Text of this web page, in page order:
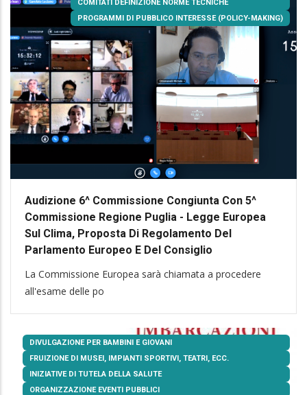
COMITATI DEFINIZIONE NORME TECNICHE
PROGRAMMI DI PUBBLICO INTERESSE (POLICY-MAKING)
Audizione 6^ Commissione Congiunta Con 5^
Commissione Regione Puglia - Legge Europea
Sul Clima, Proposta Di Regolamento Del
Parlamento Europeo E Del Consiglio
La Commissione Europea sarà chiamata a procedere
all'esame delle po
DIVULGAZIONE PER BAMBINI E GIOVANI
FRUIZIONE DI MUSEI, IMPIANTI SPORTIVI, TEATRI, ECC.
INIZIATIVE DI TUTELA DELLA SALUTE
ORGANIZZAZIONE EVENTI PUBBLICI